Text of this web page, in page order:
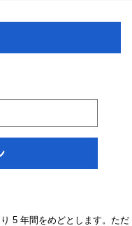
5 年間をめどとします。ただ